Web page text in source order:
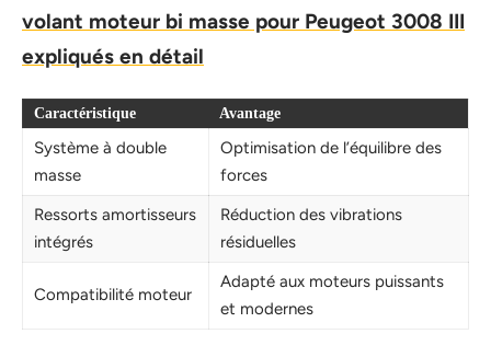
volant moteur bi masse pour Peugeot 3008 III
expliqués en détail
Caractéristique Avantage
Système à double
masse
Optimisation de l’équilibre des
forces
Ressorts amortisseurs
intégrés
Réduction des vibrations
résiduelles
Compatibilité moteur
Adapté aux moteurs puissants
et modernes